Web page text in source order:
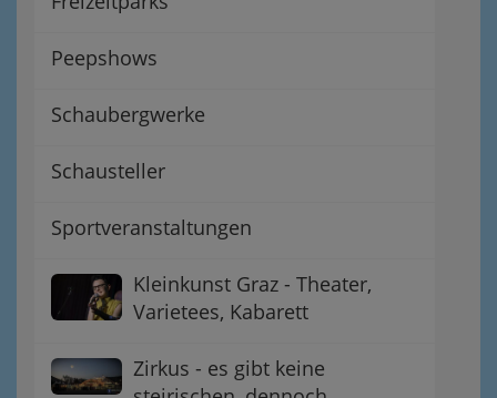
Peepshows
Schaubergwerke
Schausteller
Sportveranstaltungen
Kleinkunst Graz - Theater,
Varietees, Kabarett
Zirkus - es gibt keine